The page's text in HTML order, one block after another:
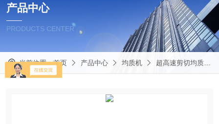
产品中心
PRODUCTS CENTER
当前位置：首页 产品中心 均质机 超高速剪切均质机